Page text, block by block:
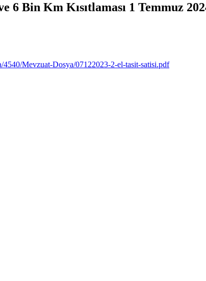
6 Bin Km Kısıtlaması 1 Temmuz
Mevzuat-Dosya/07122023-2-el-tasit-satisi.pdf